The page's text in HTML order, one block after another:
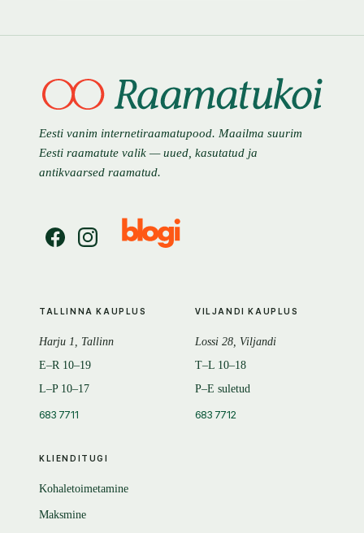
Eesti vanim internetiraamatupood. Maailma suurim
Eesti raamatute valik — uued, kasutatud ja
antikvaarsed raamatud.
KLIENDITUGI
Kohaletoimetamine
Maksmine
TALLINNA KAUPLUS
Harju 1, Tallinn
E–R 10–19
L–P 10–17
683 7711
VILJANDI KAUPLUS
Lossi 28, Viljandi
T–L 10–18
P–E suletud
683 7712